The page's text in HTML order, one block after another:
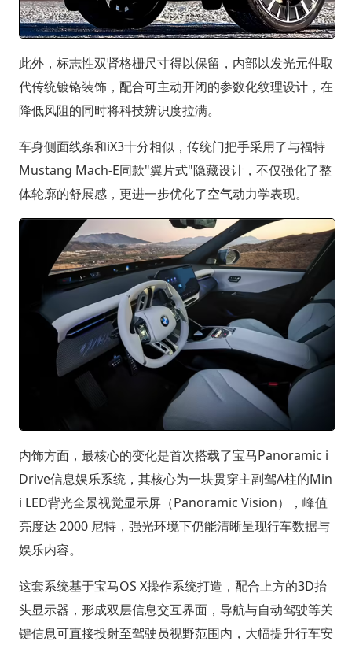
此外，标志性双肾格栅尺寸得以保留，内部以发光元件取
代传统镀铬装饰，配合可主动开闭的参数化纹理设计，在
降低风阻的同时将科技辨识度拉满。
车身侧面线条和iX3十分相似，传统门把手采用了与福特
Mustang Mach-E同款"翼片式"隐藏设计，不仅强化了整
体轮廓的舒展感，更进一步优化了空气动力学表现。
内饰方面，最核心的变化是首次搭载了宝马Panoramic i
Drive信息娱乐系统，其核心为一块贯穿主副驾A柱的Min
i LED背光全景视觉显示屏（Panoramic Vision），峰值
亮度达 2000 尼特，强光环境下仍能清晰呈现行车数据与
娱乐内容。
这套系统基于宝马OS X操作系统打造，配合上方的3D抬
头显示器，形成双层信息交互界面，导航与自动驾驶等关
键信息可直接投射至驾驶员视野范围内，大幅提升行车安